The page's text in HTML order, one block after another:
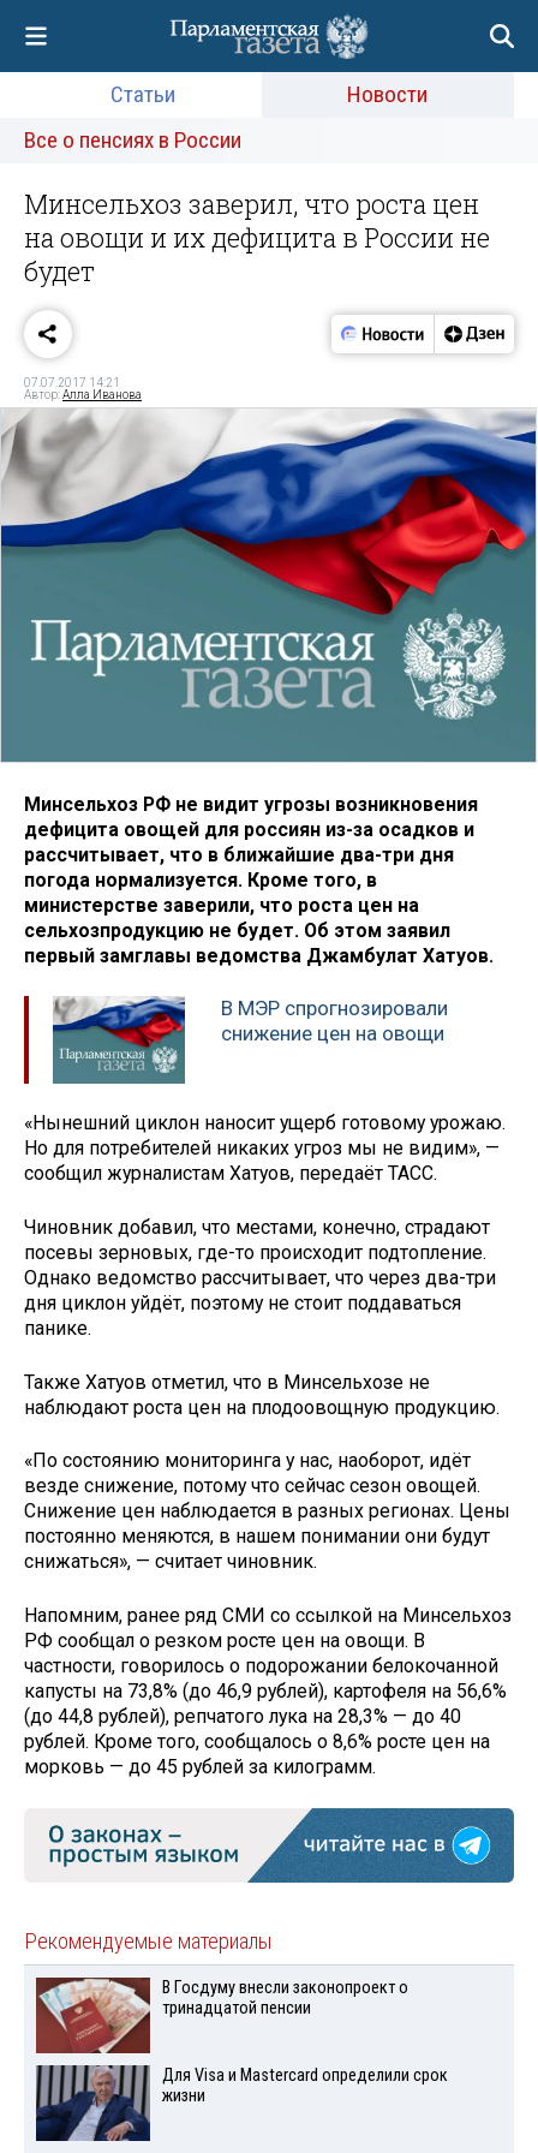
Статьи
Новости
Все о пенсиях в России
Минсельхоз заверил, что роста цен
на овощи и их дефицита в России не
будет
07.07.2017 14:21
Автор:Алла Иванова
Минсельхоз РФ не видит угрозы возникновения
дефицита овощей для россиян из-за осадков и
рассчитывает, что в ближайшие два-три дня
погода нормализуется. Кроме того, в
министерстве заверили, что роста цен на
сельхозпродукцию не будет. Об этом заявил
первый замглавы ведомства Джамбулат Хатуов.
В МЭР спрогнозировали
снижение цен на овощи
«Нынешний циклон наносит ущерб готовому урожаю.
Но для потребителей никаких угроз мы не видим», —
сообщил журналистам Хатуов, передаёт ТАСС.
Чиновник добавил, что местами, конечно, страдают
посевы зерновых, где-то происходит подтопление.
Однако ведомство рассчитывает, что через два-три
дня циклон уйдёт, поэтому не стоит поддаваться
панике.
Также Хатуов отметил, что в Минсельхозе не
наблюдают роста цен на плодоовощную продукцию.
«По состоянию мониторинга у нас, наоборот, идёт
везде снижение, потому что сейчас сезон овощей.
Снижение цен наблюдается в разных регионах. Цены
постоянно меняются, в нашем понимании они будут
снижаться», — считает чиновник.
Напомним, ранее ряд СМИ со ссылкой на Минсельхоз
РФ сообщал о резком росте цен на овощи. В
частности, говорилось о подорожании белокочанной
капусты на 73,8% (до 46,9 рублей), картофеля на 56,6%
(до 44,8 рублей), репчатого лука на 28,3% — до 40
рублей. Кроме того, сообщалось о 8,6% росте цен на
морковь — до 45 рублей за килограмм.
Рекомендуемые материалы
В Госдуму внесли законопроект о
тринадцатой пенсии
Для Visа и Mastercard определили срок
жизни